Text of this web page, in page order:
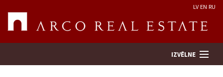
LV EN RU
IZVĒLNE